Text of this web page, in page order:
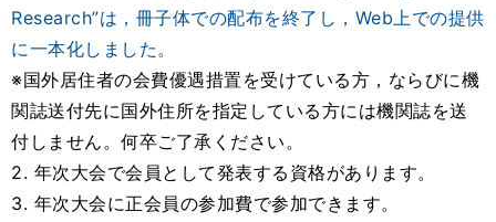
Research”は，冊子体での配布を終了し，Web上での提供
に一本化しました。
※国外居住者の会費優遇措置を受けている方，ならびに機
関誌送付先に国外住所を指定している方には機関誌を送
付しません。何卒ご了承ください。
2. 年次大会で会員として発表する資格があります。
3. 年次大会に正会員の参加費で参加できます。